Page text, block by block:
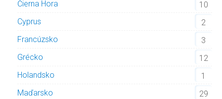
Čierna Hora
10
Cyprus
2
Francúzsko
3
Grécko
12
Holandsko
1
Maďarsko
29